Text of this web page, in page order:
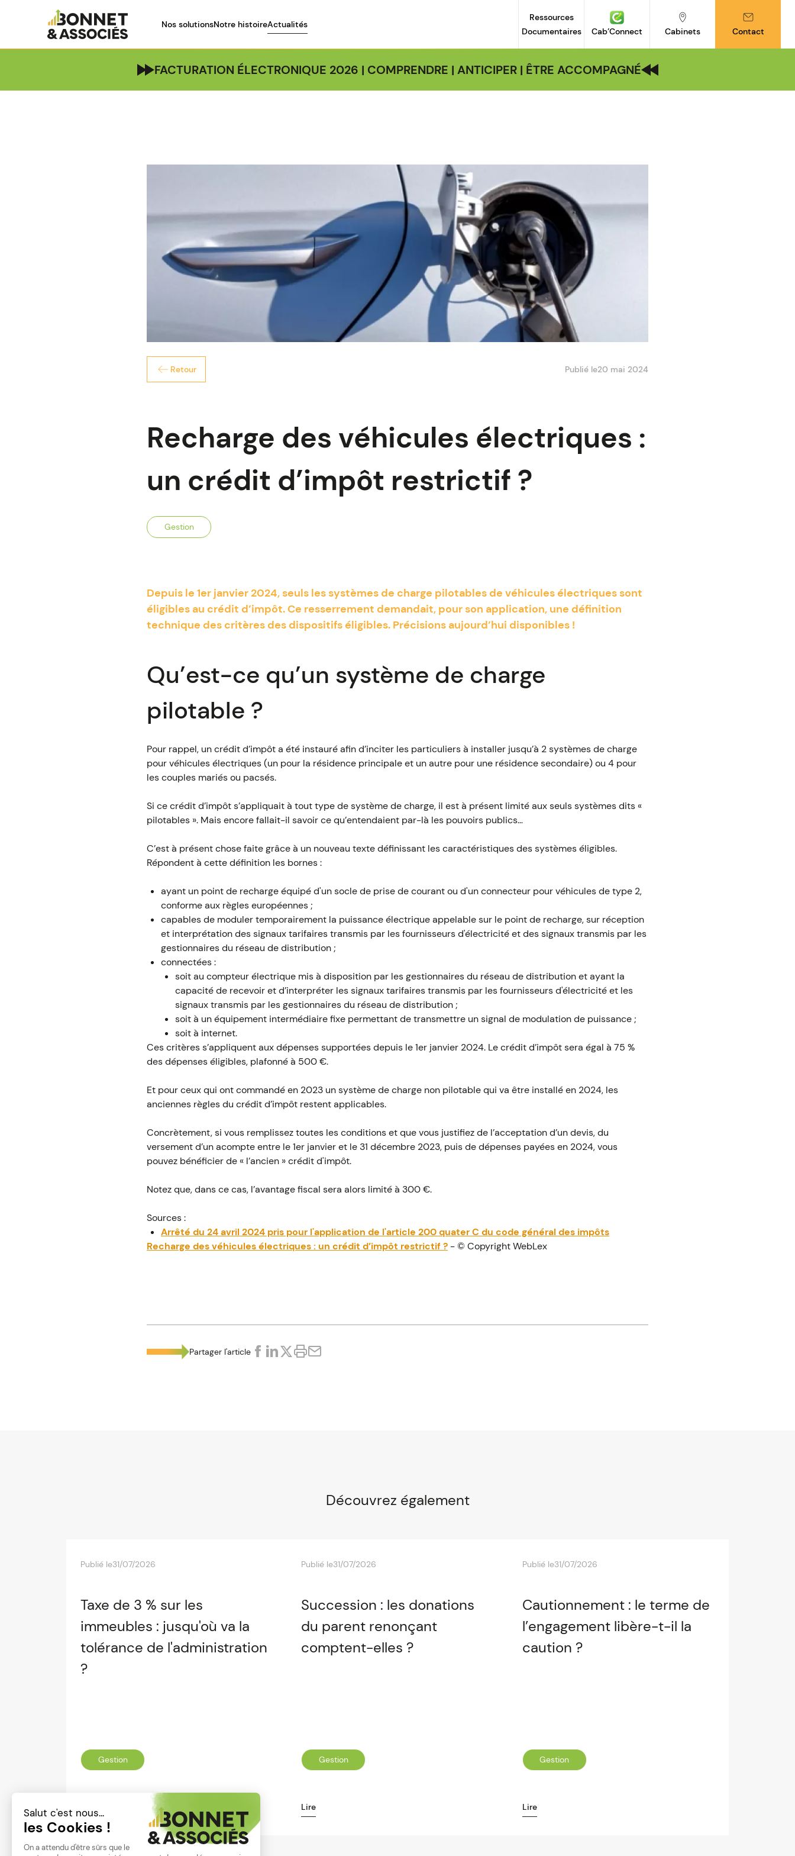
Nos solutionsNotre histoireActualités
Ressources
Documentaires
Cab’Connect Cabinets Contact
FACTURATION ÉLECTRONIQUE 2026 | COMPRENDRE | ANTICIPER | ÊTRE ACCOMPAGNÉ
Retour Publié le20 mai 2024
Recharge des véhicules électriques :
un crédit d’impôt restrictif ?
Gestion
Depuis le 1er janvier 2024, seuls les systèmes de charge pilotables de véhicules électriques sont
éligibles au crédit d’impôt. Ce resserrement demandait, pour son application, une définition
technique des critères des dispositifs éligibles. Précisions aujourd’hui disponibles !
Qu’est-ce qu’un système de charge
pilotable ?
Pour rappel, un crédit d’impôt a été instauré afin d’inciter les particuliers à installer jusqu’à 2 systèmes de charge
pour véhicules électriques (un pour la résidence principale et un autre pour une résidence secondaire) ou 4 pour
les couples mariés ou pacsés.
Si ce crédit d’impôt s’appliquait à tout type de système de charge, il est à présent limité aux seuls systèmes dits «
pilotables ». Mais encore fallait-il savoir ce qu’entendaient par-là les pouvoirs publics…
C’est à présent chose faite grâce à un nouveau texte définissant les caractéristiques des systèmes éligibles.
Répondent à cette définition les bornes :
ayant un point de recharge équipé d'un socle de prise de courant ou d'un connecteur pour véhicules de type 2,
conforme aux règles européennes ;
capables de moduler temporairement la puissance électrique appelable sur le point de recharge, sur réception
et interprétation des signaux tarifaires transmis par les fournisseurs d'électricité et des signaux transmis par les
gestionnaires du réseau de distribution ;
connectées :
soit au compteur électrique mis à disposition par les gestionnaires du réseau de distribution et ayant la
capacité de recevoir et d’interpréter les signaux tarifaires transmis par les fournisseurs d'électricité et les
signaux transmis par les gestionnaires du réseau de distribution ;
soit à un équipement intermédiaire fixe permettant de transmettre un signal de modulation de puissance ;
soit à internet.
Ces critères s’appliquent aux dépenses supportées depuis le 1er janvier 2024. Le crédit d’impôt sera égal à 75 %
des dépenses éligibles, plafonné à 500 €.
Et pour ceux qui ont commandé en 2023 un système de charge non pilotable qui va être installé en 2024, les
anciennes règles du crédit d’impôt restent applicables.
Concrètement, si vous remplissez toutes les conditions et que vous justifiez de l’acceptation d’un devis, du
versement d’un acompte entre le 1er janvier et le 31 décembre 2023, puis de dépenses payées en 2024, vous
pouvez bénéficier de « l’ancien » crédit d'impôt.
Notez que, dans ce cas, l’avantage fiscal sera alors limité à 300 €.
Sources :
Arrêté du 24 avril 2024 pris pour l'application de l'article 200 quater C du code général des impôts
Recharge des véhicules électriques : un crédit d’impôt restrictif ? - © Copyright WebLex
Partager l'article
Découvrez également
Publié le31/07/2026
Taxe de 3 % sur les
immeubles : jusqu'où va la
tolérance de l'administration
?
Gestion
Publié le31/07/2026
Succession : les donations
du parent renonçant
comptent-elles ?
Gestion
Lire
Publié le31/07/2026
Cautionnement : le terme de
l’engagement libère-t-il la
caution ?
Gestion
Lire